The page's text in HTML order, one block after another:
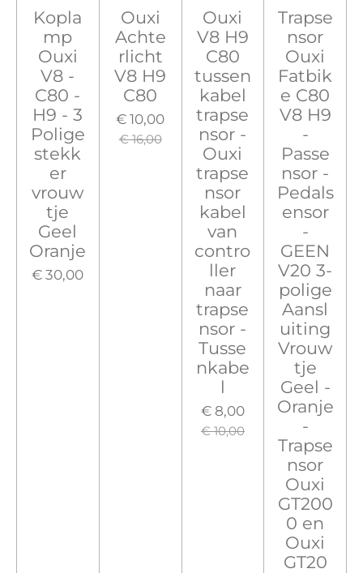
Kopla
mp
Ouxi
V8 -
C80 -
H9 - 3
Polige
stekk
er
vrouw
tje
Geel
Oranje
€ 30,00
Ouxi
Achte
rlicht
V8 H9
C80
€ 10,00
€ 16,00
Ouxi
V8 H9
C80
tussen
kabel
trapse
nsor -
Ouxi
trapse
nsor
kabel
van
contro
ller
naar
trapse
nsor -
Tusse
nkabe
l
€ 8,00
€ 10,00
Trapse
nsor
Ouxi
Fatbik
e C80
V8 H9
-
Passe
nsor -
Pedals
ensor
-
GEEN
V20 3-
polige
Aansl
uiting
Vrouw
tje
Geel -
Oranje
-
Trapse
nsor
Ouxi
GT200
0 en
Ouxi
GT20